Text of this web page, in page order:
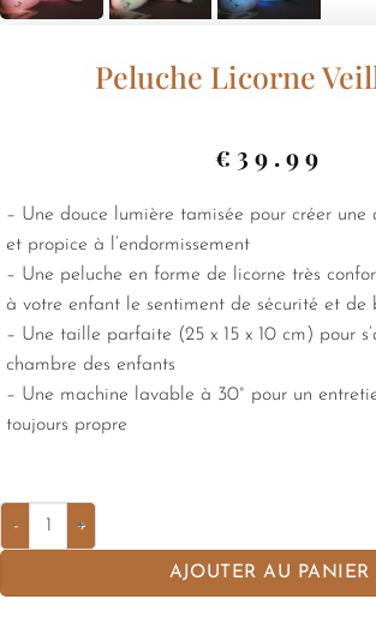
Peluche Licorne
€ 39.99
– Une douce lumière tamisée pour créer une
et propice à l’endormissement
– Une peluche en forme de licorne très
à votre enfant le sentiment de sécurité et de
– Une taille parfaite (25 x 15 x 10 cm) pour
chambre des enfants
– Une machine lavable à 30° pour un
toujours propre
AJOUTER AU PANIER